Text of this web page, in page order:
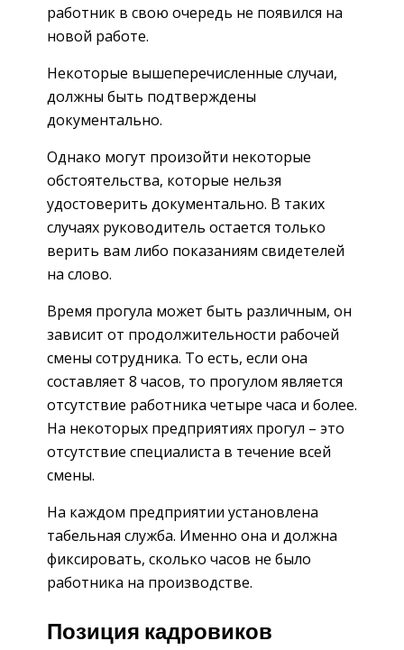
работник в свою очередь не появился на
новой работе.
Некоторые вышеперечисленные случаи,
должны быть подтверждены
документально.
Однако могут произойти некоторые
обстоятельства, которые нельзя
удостоверить документально. В таких
случаях руководитель остается только
верить вам либо показаниям свидетелей
на слово.
Время прогула может быть различным, он
зависит от продолжительности рабочей
смены сотрудника. То есть, если она
составляет 8 часов, то прогулом является
отсутствие работника четыре часа и более.
На некоторых предприятиях прогул – это
отсутствие специалиста в течение всей
смены.
На каждом предприятии установлена
табельная служба. Именно она и должна
фиксировать, сколько часов не было
работника на производстве.
Позиция кадровиков